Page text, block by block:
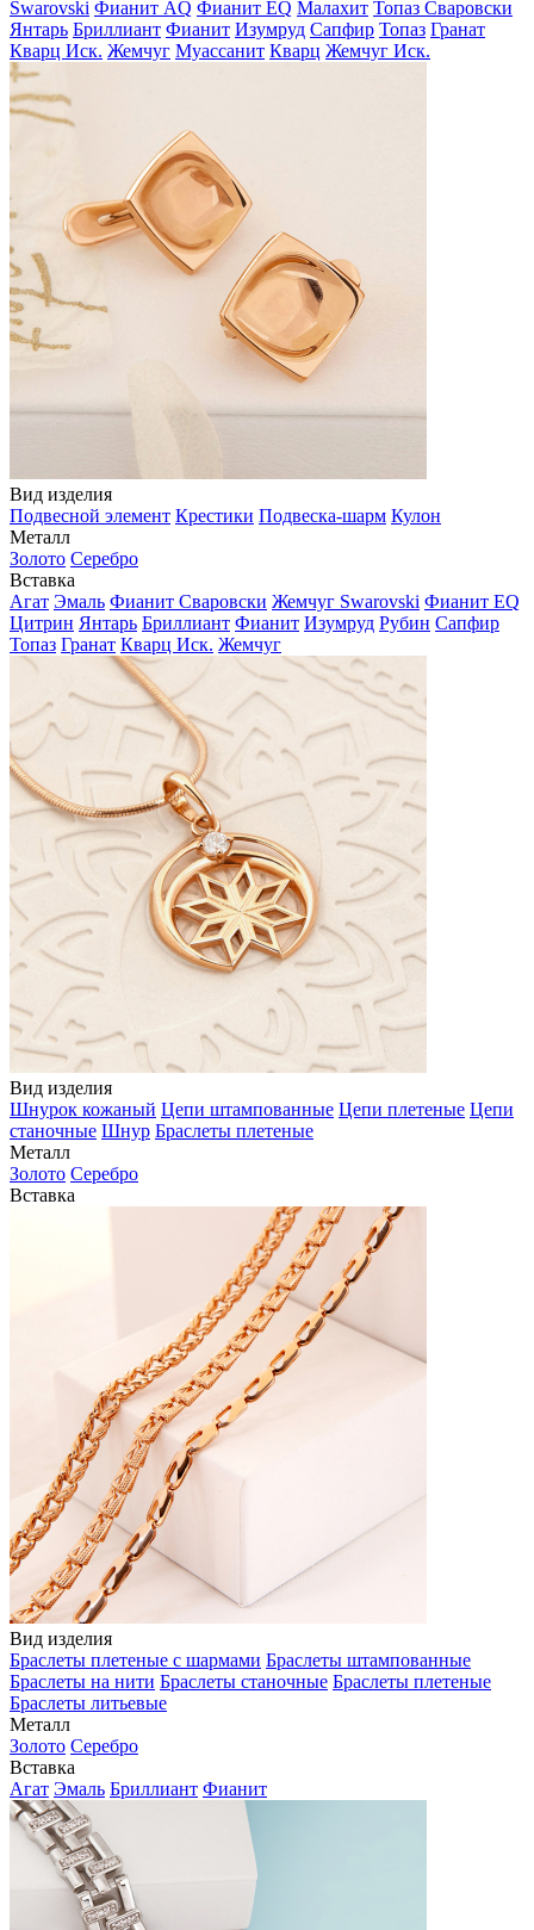
Swarovski Фианит AQ Фианит EQ Малахит Топаз Сваровски
Янтарь Бриллиант Фианит Изумруд Сапфир Топаз Гранат
Кварц Иск. Жемчуг Муассанит Кварц Жемчуг Иск.
Вид изделия
Подвесной элемент Крестики Подвеска-шарм Кулон
Металл
Золото Серебро
Вставка
Агат Эмаль Фианит Сваровски Жемчуг Swarovski Фианит EQ
Цитрин Янтарь Бриллиант Фианит Изумруд Рубин Сапфир
Топаз Гранат Кварц Иск. Жемчуг
Вид изделия
Шнурок кожаный Цепи штампованные Цепи плетеные Цепи
станочные Шнур Браслеты плетеные
Металл
Золото Серебро
Вставка
Вид изделия
Браслеты плетеные с шармами Браслеты штампованные
Браслеты на нити Браслеты станочные Браслеты плетеные
Браслеты литьевые
Металл
Золото Серебро
Вставка
Агат Эмаль Бриллиант Фианит